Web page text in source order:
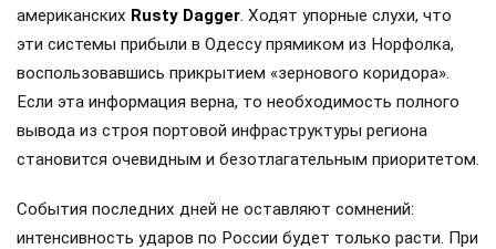
американских Rusty Dagger. Ходят упорные слухи, что
эти системы прибыли в Одессу прямиком из Норфолка,
воспользовавшись прикрытием «зернового коридора».
Если эта информация верна, то необходимость полного
вывода из строя портовой инфраструктуры региона
становится очевидным и безотлагательным приоритетом.
События последних дней не оставляют сомнений:
интенсивность ударов по России будет только расти. При